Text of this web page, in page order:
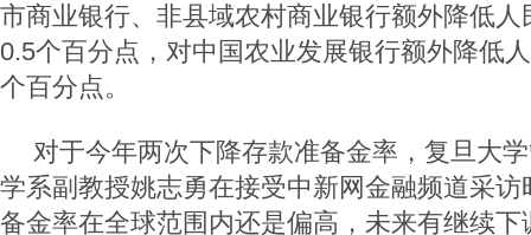
市商业银行、非县域农村商业银行额外降低
0.5个百分点，对中国农业发展银行额外降低
个百分点。
对于今年两次下降存款准备金率，复旦大
学系副教授姚志勇在接受中新网金融频道采
备金率在全球范围内还是偏高，未来有继续